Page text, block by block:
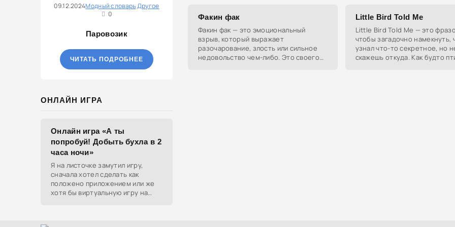
09.12.2024Модный словарьДругое
0
Паровозик
ЧИТАТЬ ПОДРОБНЕЕ
ОНЛАЙН ИГРА
Онлайн игра «А ты
попробуй! Добыть бухла в 2
часа ночи»
Я на листочке замутил игру,
сначала хотел сделать как
положено приложением или же
хотя бы виртуальную игру на
Факин фак
Факин фак — это эмоциональный
взрыв, который выражает
разочарование, злость или сильное
недовольство чем-либо. Это своего
Little Bird Told Me
Little Bird Told Me — это
чтобы загадочно намекнуть,
узнал что-то секретное, но
скажешь откуда. Как будто